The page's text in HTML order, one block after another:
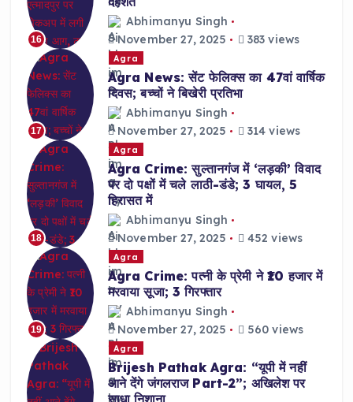
16
Abhimanyu Singh
November 27, 2025
383 views
17
Agra
Agra News: सेंट फेलिक्स का 47वां वार्षिक
दिवस; बच्चों ने बिखेरी प्रतिभा
Abhimanyu Singh
November 27, 2025
314 views
18
Agra
Agra Crime: सुल्तानगंज में ‘लड़की’ विवाद
पर दो पक्षों में चले लाठी-डंडे; 3 घायल, 5
हिरासत में
Abhimanyu Singh
November 27, 2025
452 views
19
Agra
Agra Crime: पत्नी के प्रेमी ने ₹10 हजार में
मरवाया सूजा; 3 गिरफ्तार
Abhimanyu Singh
November 27, 2025
560 views
Agra
Brijesh Pathak Agra: “यूपी में नहीं
आने देंगे जंगलराज Part-2”; अखिलेश पर